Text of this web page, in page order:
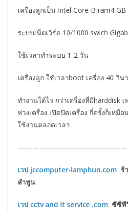
เครื่องลูกเป็น Intel Core i3 ram4
ระบบเน็ตเวิร์ค 10/1000 swich
ใช้เวลาทำระบบ 1-2 วัน
เครื่องลูก ใช้เวลาboot เครื่อง 40 วิ
ทำงานได้ไว กว่าเครื่องที่มีharddisk
ห่วงเครื่อง เปิดปิดเครื่อง กี่ครั้งก็เหมื
ใช้งานตลอดเวลา
เวป jccomputer-lamphun.com ร้
ลำพูน
เวป cctv and it service .com ซีซีที